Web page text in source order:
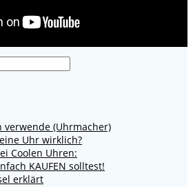
verwende (Uhrmacher)
Uhr wirklich?
Coolen Uhren:
KAUFEN solltest!
erklärt